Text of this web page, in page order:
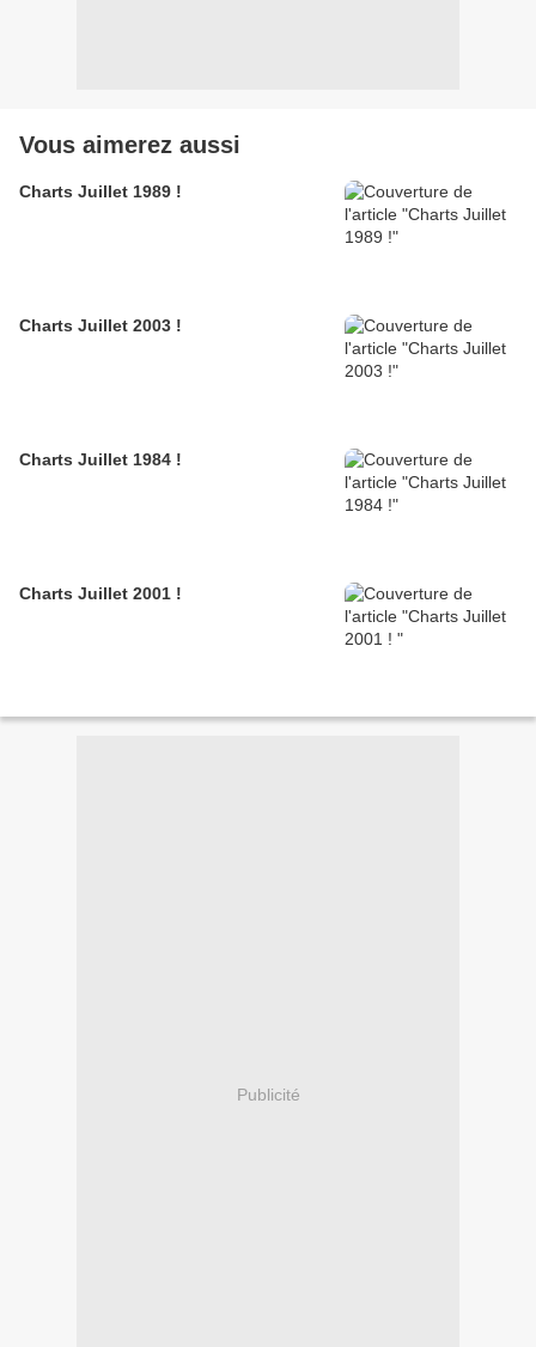
Vous aimerez aussi
Charts Juillet 1989 !
Charts Juillet 2003 !
Charts Juillet 1984 !
Charts Juillet 2001 !
Publicité